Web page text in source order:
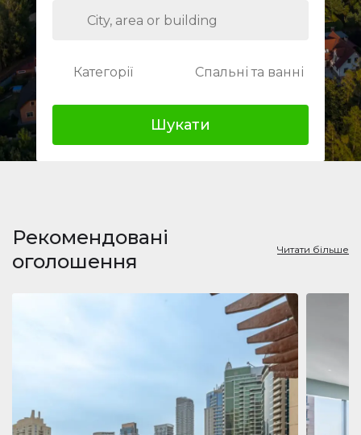
Категорії Спальні та ванні
Шукати
Рекомендовані
оголошення
Читати більше